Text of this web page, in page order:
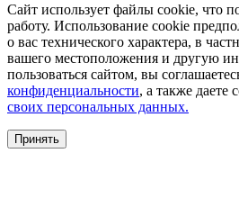
Сайт использует файлы cookie, что
работу. Использование cookie
о вас технического характера, в
вашего местоположения и другую
пользоваться сайтом, вы
конфиденциальности, а также даете
своих персональных данных.
Принять